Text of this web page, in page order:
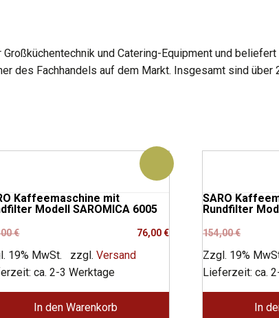
und Catering-Equipment und
des Fachhandels auf dem Markt. Insgesamt sind über
Kaffeemaschine mit
Modell SAROMICA 6005
€Ursprünglicher
Preis
war:
76,00€
Aktueller
Preis
ist:
19% MwSt. zzgl.Versand
ca. 2-3 Werktage
In den Warenkorb
SARO
Rundfilter
154,00€
Preis
war:
Aktueller
Preis
ist:
Zzgl. 19%
Lieferzeit: ca.
In